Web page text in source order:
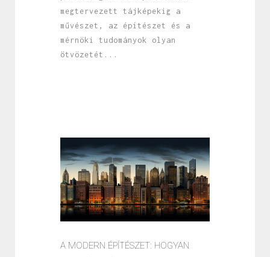
megtervezett tájképekig a
művészet, az építészet és a
mérnöki tudományok olyan
ötvözetét...
A MODERN ÉPÍTÉSZET: HOGYAN